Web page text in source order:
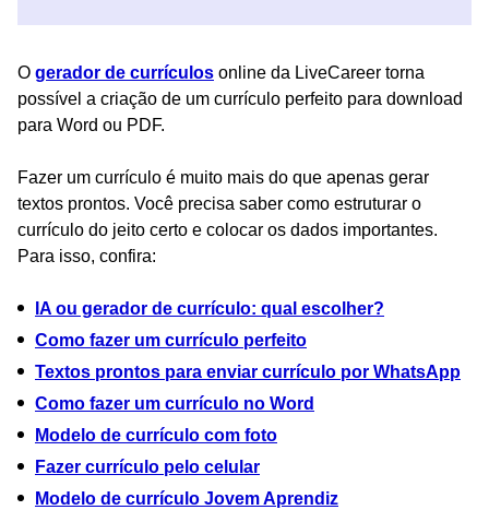
O gerador de currículos online da LiveCareer torna
possível a criação de um currículo perfeito para download
para Word ou PDF.
Fazer um currículo é muito mais do que apenas gerar
textos prontos. Você precisa saber como estruturar o
currículo do jeito certo e colocar os dados importantes.
Para isso, confira:
IA ou gerador de currículo: qual escolher?
Como fazer um currículo perfeito
Textos prontos para enviar currículo por WhatsApp
Como fazer um currículo no Word
Modelo de currículo com foto
Fazer currículo pelo celular
Modelo de currículo Jovem Aprendiz